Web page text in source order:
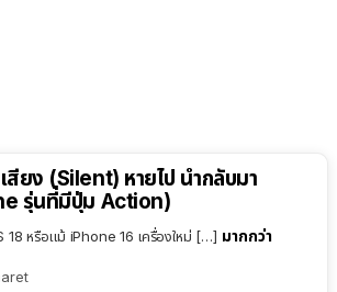
สียง (Silent) หายไป นำกลับมา
รุ่นที่มีปุ่ม Action)
18 หรือแม้ iPhone 16 เครื่องใหม่ […] มากกว่า